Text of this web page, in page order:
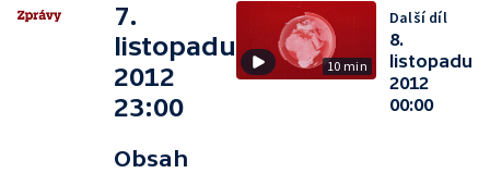
7.
listopadu
2012
23:00
Obsah
10 min
Další díl
8.
listopadu
2012
00:00